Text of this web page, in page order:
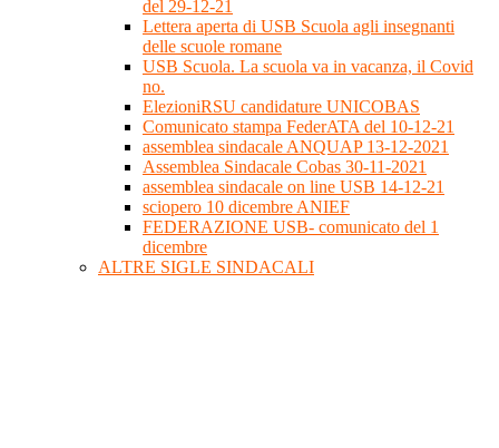
del 29-12-21
Lettera aperta di USB Scuola agli insegnanti
delle scuole romane
USB Scuola. La scuola va in vacanza, il Covid
no.
ElezioniRSU candidature UNICOBAS
Comunicato stampa FederATA del 10-12-21
assemblea sindacale ANQUAP 13-12-2021
Assemblea Sindacale Cobas 30-11-2021
assemblea sindacale on line USB 14-12-21
sciopero 10 dicembre ANIEF
FEDERAZIONE USB- comunicato del 1
dicembre
ALTRE SIGLE SINDACALI